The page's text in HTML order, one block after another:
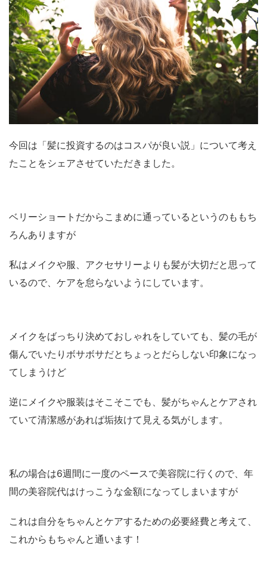
今回は「髪に投資するのはコスパが良い説」について考え
たことをシェアさせていただきました。
ベリーショートだからこまめに通っているというのももち
ろんありますが
私はメイクや服、アクセサリーよりも髪が大切だと思って
いるので、ケアを怠らないようにしています。
メイクをばっちり決めておしゃれをしていても、髪の毛が
傷んでいたりボサボサだとちょっとだらしない印象になっ
てしまうけど
逆にメイクや服装はそこそこでも、髪がちゃんとケアされ
ていて清潔感があれば垢抜けて見える気がします。
私の場合は6週間に一度のペースで美容院に行くので、年
間の美容院代はけっこうな金額になってしまいますが
これは自分をちゃんとケアするための必要経費と考えて、
これからもちゃんと通います！